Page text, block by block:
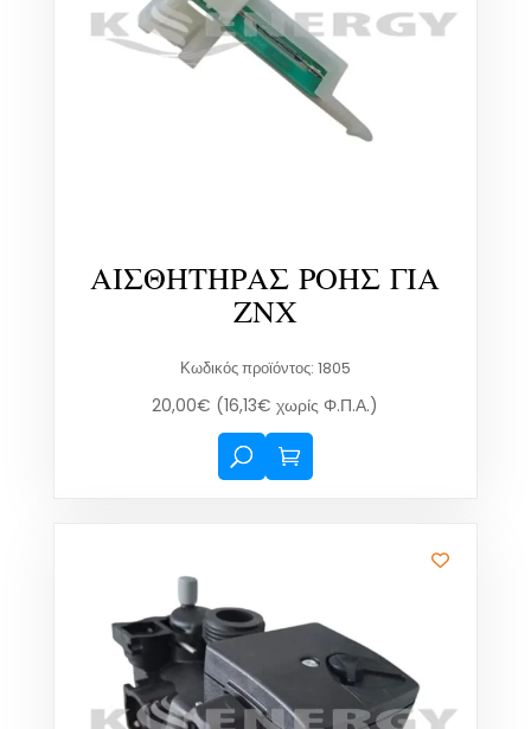
ΑΙΣΘΗΤΗΡΑΣ ΡΟΗΣ ΓΙΑ
ΖΝΧ
Κωδικός προϊόντος: 1805
20,00€ (16,13€ χωρίς Φ.Π.Α.)